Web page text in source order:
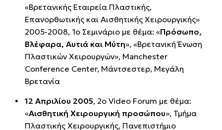
«Βρετανικής Εταιρεία Πλαστικής,
Επανορθωτικής και Αισθητικής Χειρουργικής»
2005-2008, 1ο Σεμινάριο με θέμα: «Πρόσωπο,
Βλέφαρα, Αυτιά και Μύτη», «Βρετανική Ένωση
Πλαστικών Χειρουργών», Manchester
Conference Center, Μάντσεστερ, Μεγάλη
Βρετανία
12 Απριλίου 2005, 2ο Video Forum με θέμα:
«Αισθητική Xειρουργική προσώπου», Τμήμα
Πλαστικής Χειρουργικής, Πανεπιστήμιο